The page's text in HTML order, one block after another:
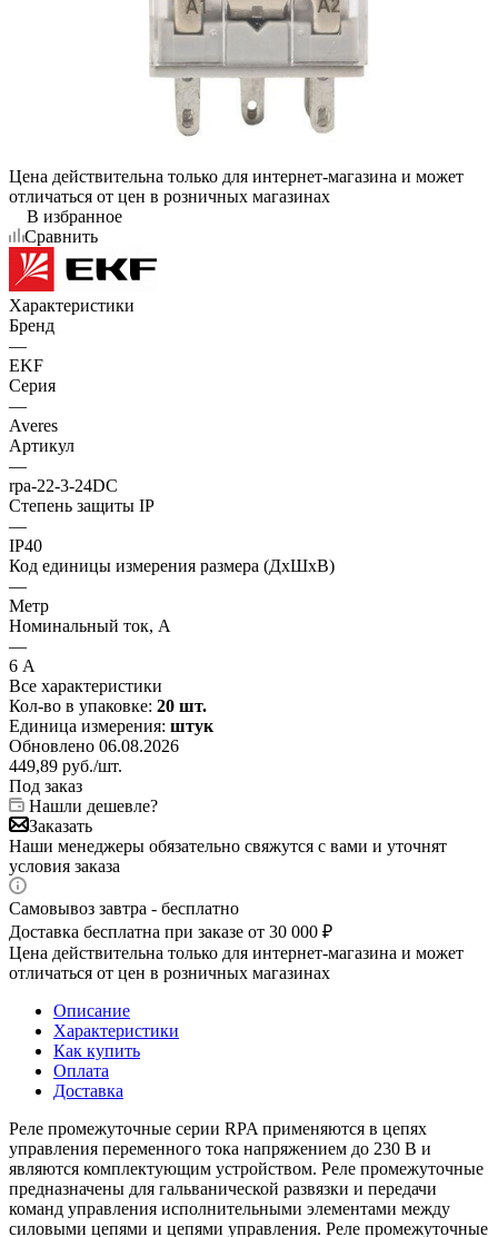
Цена действительна только для интернет-магазина и может
отличаться от цен в розничных магазинах
В избранное
Сравнить
Характеристики
Бренд
—
EKF
Серия
—
Averes
Артикул
—
rpa-22-3-24DC
Степень защиты IP
—
IP40
Код единицы измерения размера (ДхШхВ)
—
Метр
Номинальный ток, А
—
6 А
Все характеристики
Кол-во в упаковке: 20 шт.
Единица измерения: штук
Обновлено 06.08.2026
449,89 руб./шт.
Под заказ
Нашли дешевле?
Заказать
Наши менеджеры обязательно свяжутся с вами и уточнят
условия заказа
Самовывоз завтра - бесплатно
Доставка бесплатна при заказе от 30 000 ₽
Цена действительна только для интернет-магазина и может
отличаться от цен в розничных магазинах
Описание
Характеристики
Как купить
Оплата
Доставка
Реле промежуточные серии RPA применяются в цепях
управления переменного тока напряжением до 230 В и
являются комплектующим устройством. Реле промежуточные
предназначены для гальванической развязки и передачи
команд управления исполнительными элементами между
силовыми цепями и цепями управления. Реле промежуточные